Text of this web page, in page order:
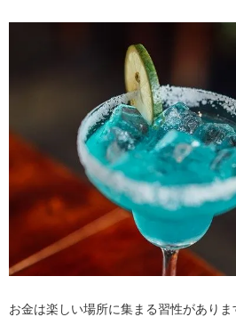
お金は楽しい場所に集まる習性があり